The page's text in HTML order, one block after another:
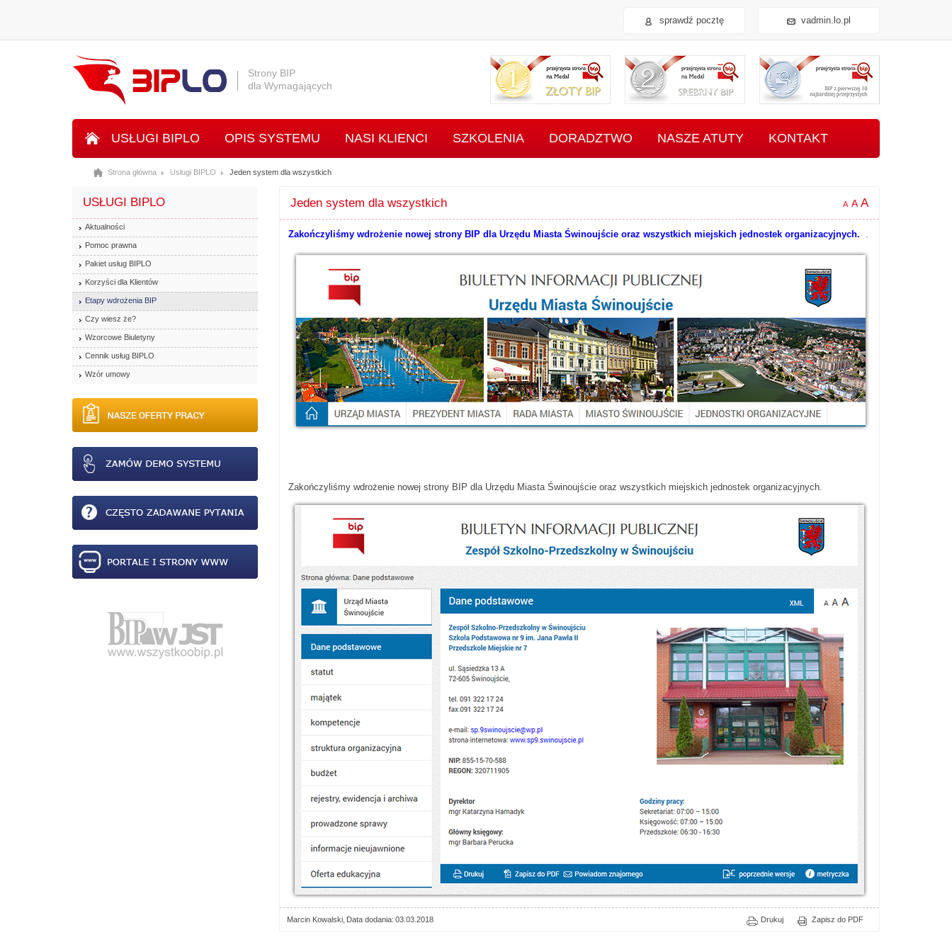
vadmin.lo.pl
sprawdź pocztę
Strony BIP
dla Wymagających
Przejrzysta strona BIP na Medal - Złoty BIPPrzejrzysta strona BIP na Medal - Srebrny BIP
USŁUGI BIPLO OPIS SYSTEMU NASI KLIENCI SZKOLENIA DORADZTWO NASZE ATUTY KONTAKT
SYSTEM INLO
Strona główna Usługi BIPLO Jeden system dla wszystkich
Jeden system dla wszystkich A A A
Zakończyliśmy wdrożenie nowej strony BIP dla Urzędu Miasta Świnoujście oraz wszystkich miejskich jednostek organizacyjnych. .
Zakończyliśmy wdrożenie nowej strony BIP dla Urzędu Miasta Świnoujście oraz wszystkich miejskich jednostek organizacyjnych.
Marcin Kowalski Data dodania 03.03.2018 Zapisz do PDF
Drukuj
USŁUGI BIPLO
Aktualności
Pomoc prawna
Pakiet usług BIPLO
Korzyści dla Klientów
Etapy wdrożenia BIP
Czy wiesz że?
Wzorcowe Biuletyny
Cennik usług BIPLO
Wzór umowy